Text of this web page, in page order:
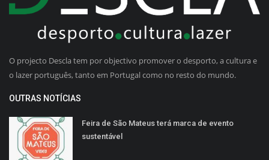
O projecto Descla tem por objectivo promover o desporto, a cultura e
o lazer português, tanto em Portugal como no resto do mundo.
OUTRAS NOTÍCIAS
Feira de São Mateus terá marca de evento
sustentável